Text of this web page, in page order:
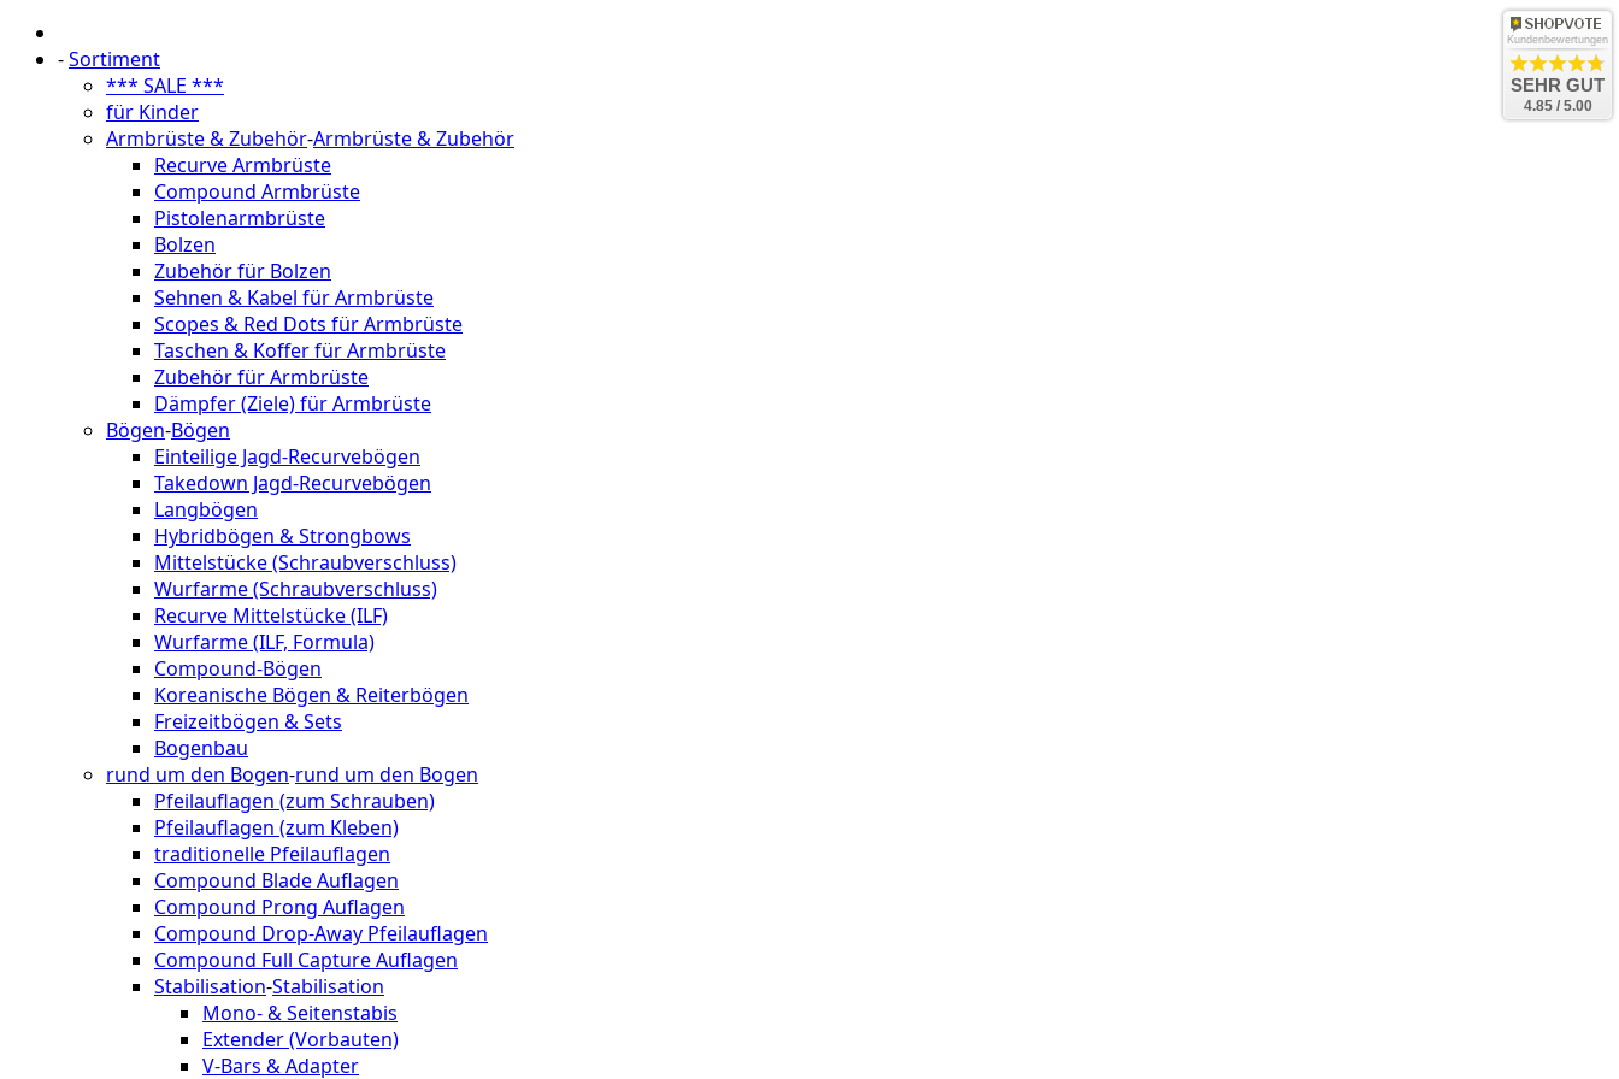
-Sortiment
*** SALE ***
für Kinder
Armbrüste & Zubehör-Armbrüste & Zubehör
Recurve Armbrüste
Compound Armbrüste
Pistolenarmbrüste
Bolzen
Zubehör für Bolzen
Sehnen & Kabel für Armbrüste
Scopes & Red Dots für Armbrüste
Taschen & Koffer für Armbrüste
Zubehör für Armbrüste
Dämpfer (Ziele) für Armbrüste
Bögen-Bögen
Einteilige Jagd-Recurvebögen
Takedown Jagd-Recurvebögen
Langbögen
Hybridbögen & Strongbows
Mittelstücke (Schraubverschluss)
Wurfarme (Schraubverschluss)
Recurve Mittelstücke (ILF)
Wurfarme (ILF, Formula)
Compound-Bögen
Koreanische Bögen & Reiterbögen
Freizeitbögen & Sets
Bogenbau
rund um den Bogen-rund um den Bogen
Pfeilauflagen (zum Schrauben)
Pfeilauflagen (zum Kleben)
traditionelle Pfeilauflagen
Compound Blade Auflagen
Compound Prong Auflagen
Compound Drop-Away Pfeilauflagen
Compound Full Capture Auflagen
Stabilisation-Stabilisation
Mono- & Seitenstabis
Extender (Vorbauten)
V-Bars & Adapter
Kundenbewertungen
SEHR GUT
4.85 / 5.00